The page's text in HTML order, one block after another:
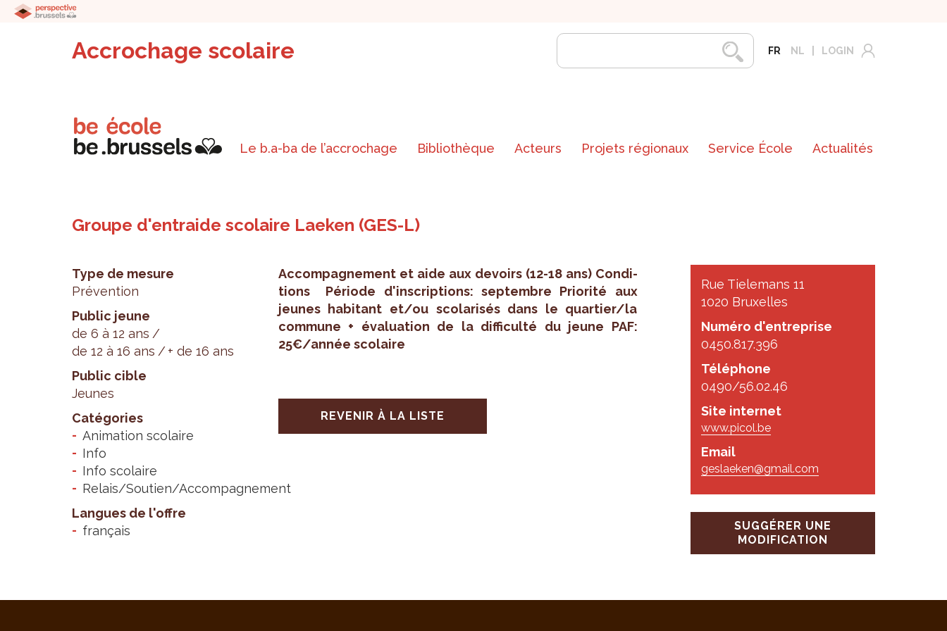
Accrochage scolaire FR NL LOGIN
Le b.a-ba de l’accrochage Bibliothèque Acteurs Projets régionaux Service École Actualités
Groupe d'entraide scolaire Laeken (GES-L)
Type de mesure
Prévention
Public jeune
de 6 à 12 ans
de 12 à 16 ans
+ de 16 ans
Public cible
Jeunes
Catégories
Animation scolaire
Info
Info scolaire
Relais/Soutien/Accompagnement
Langues de l'offre
français
Rue Tielemans 11
1020 Bruxelles
Numéro d'entreprise
0450.817.396
Téléphone
0490/56.02.46
Site internet
www.picol.be
Email
geslaeken@gmail.com
SUGGÉRER UNE
MODIFICATION
Accom­pa­gne­ment et aide aux devoirs (12-18 ans) Condi­
tions Période d'ins­crip­tions: sep­tembre Prio­rité aux
jeunes habi­tant et/ou sco­la­ri­sés dans le quar­tier/la
com­mune + éva­lua­tion de la dif­fi­culté du jeune PAF:
25€/année sco­laire
REVENIR À LA LISTE